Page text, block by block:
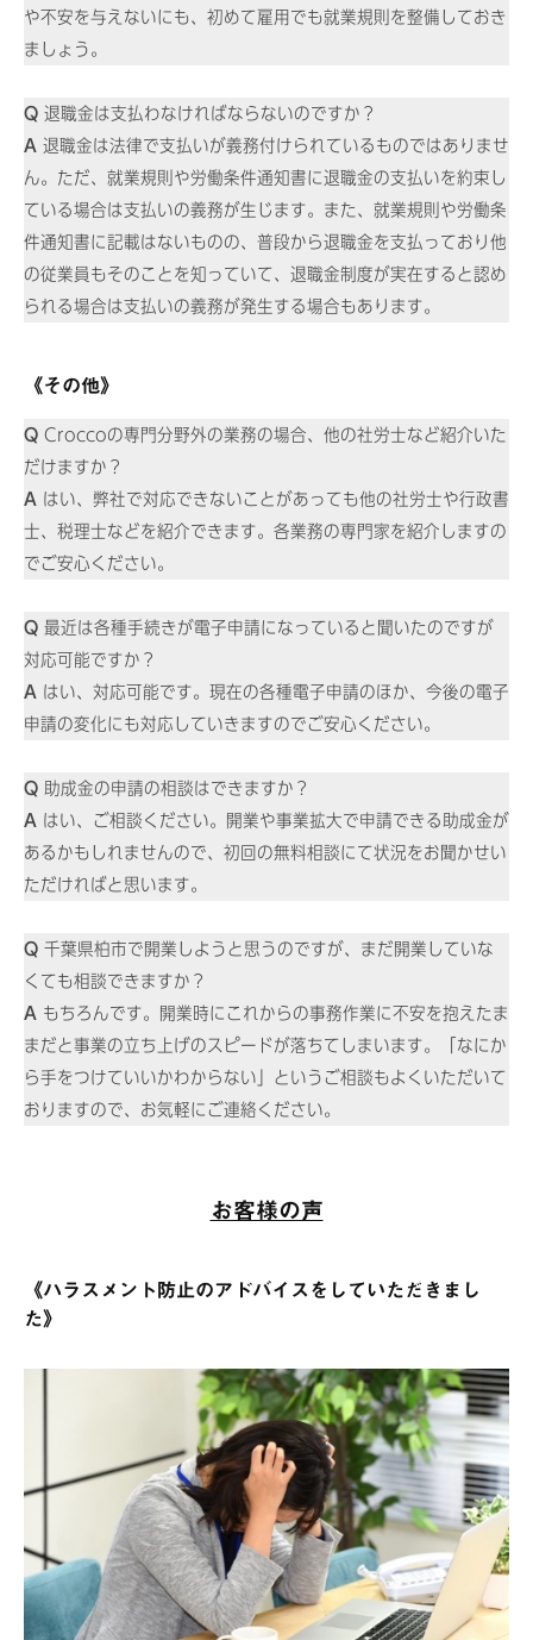
や不安を与えないにも、初めて雇用でも就業規則を整備しておき
ましょう。
Q 退職金は支払わなければならないのですか？
A 退職金は法律で支払いが義務付けられているものではありませ
ん。ただ、就業規則や労働条件通知書に退職金の支払いを約束し
ている場合は支払いの義務が生じます。また、就業規則や労働条
件通知書に記載はないものの、普段から退職金を支払っており他
の従業員もそのことを知っていて、退職金制度が実在すると認め
られる場合は支払いの義務が発生する場合もあります。
《その他》
Q Croccoの専門分野外の業務の場合、他の社労士など紹介いた
だけますか？
A はい、弊社で対応できないことがあっても他の社労士や行政書
士、税理士などを紹介できます。各業務の専門家を紹介しますの
でご安心ください。
Q 最近は各種手続きが電子申請になっていると聞いたのですが
対応可能ですか？
A はい、対応可能です。現在の各種電子申請のほか、今後の電子
申請の変化にも対応していきますのでご安心ください。
Q 助成金の申請の相談はできますか？
A はい、ご相談ください。開業や事業拡大で申請できる助成金が
あるかもしれませんので、初回の無料相談にて状況をお聞かせい
ただければと思います。
Q 千葉県柏市で開業しようと思うのですが、まだ開業していな
くても相談できますか？
A もちろんです。開業時にこれからの事務作業に不安を抱えたま
まだと事業の立ち上げのスピードが落ちてしまいます。「なにか
ら手をつけていいかわからない」というご相談もよくいただいて
おりますので、お気軽にご連絡ください。
お客様の声
《ハラスメント防止のアドバイスをしていただきまし
た》